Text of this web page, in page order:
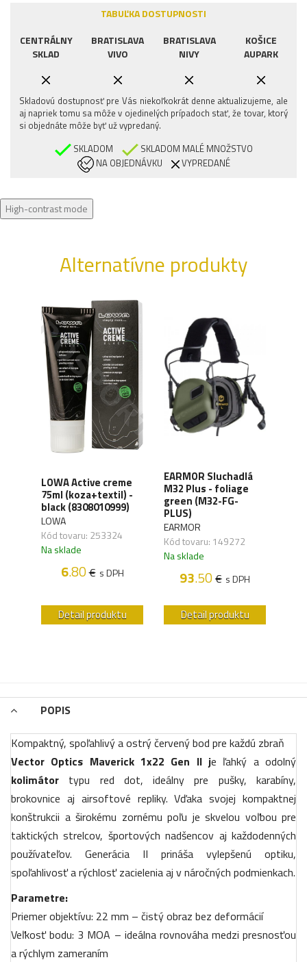
TABUĽKA DOSTUPNOSTI
CENTRÁLNY
SKLAD
BRATISLAVA
VIVO
BRATISLAVA
NIVY
KOŠICE
AUPARK
Skladovú dostupnosť pre Vás niekoľkokrát denne aktualizujeme, ale
aj napriek tomu sa môže v ojedinelých prípadoch stať, že tovar, ktorý
si objednáte môže byť už vypredaný.
SKLADOM
SKLADOM MALÉ MNOŽSTVO
NA OBJEDNÁVKU
VYPREDANÉ
High-contrast mode
Alternatívne produkty
LOWA Active creme
75ml (koza+textil) -
black (8308010999)
LOWA
Kód tovaru: 253324
Na sklade
6.80€ s DPH
Detail produktu
EARMOR Sluchadlá
M32 Plus - foliage
green (M32-FG-
PLUS)
EARMOR
Kód tovaru: 149272
Na sklade
93.50€ s DPH
Detail produktu
POPIS
Kompaktný, spoľahlivý a ostrý červený bod pre každú zbraň
Vector Optics Maverick 1x22 Gen II je ľahký a odolný
kolimátor typu red dot, ideálny pre pušky, karabíny,
brokovnice aj airsoftové repliky. Vďaka svojej kompaktnej
konštrukcii a širokému zornému poľu je skvelou voľbou pre
taktických strelcov, športových nadšencov aj každodenných
používateľov. Generácia II prináša vylepšenú optiku,
spoľahlivosť a rýchlosť zacielenia aj v náročných podmienkach.
Parametre:
Priemer objektívu: 22 mm – čistý obraz bez deformácií
Veľkosť bodu: 3 MOA – ideálna rovnováha medzi presnosťou
a rýchlym zameraním